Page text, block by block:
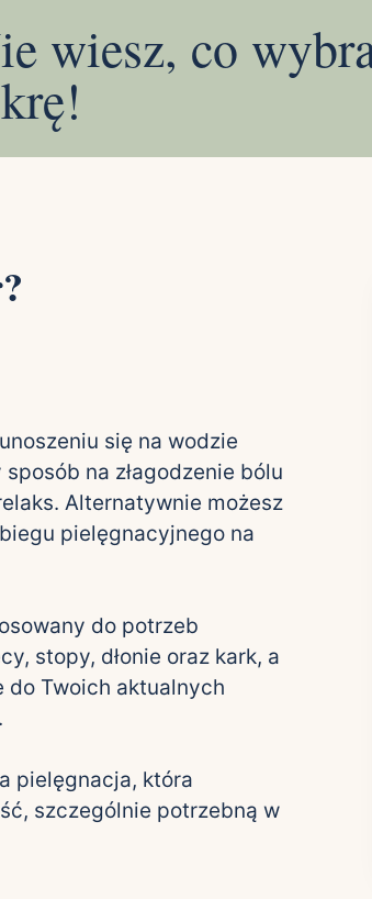
wiesz, co
się na wodzie
na złagodzenie bólu
Alternatywnie możesz
pielęgnacyjnego na
do potrzeb
stopy, dłonie oraz kark, a
do Twoich aktualnych
pielęgnacja, która
szczególnie potrzebną w